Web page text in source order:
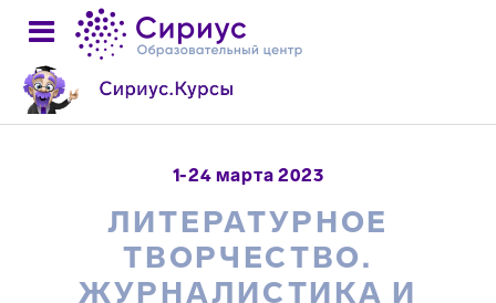
1-24 марта 2023
ЛИТЕРАТУРНОЕ
ТВОРЧЕСТВО.
ЖУРНАЛИСТИКА И